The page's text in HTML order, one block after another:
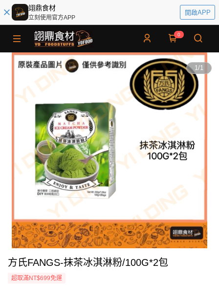
翊鼎食材
立刻使用官方APP
開啟APP
0
1/1
方氏FANGS-抹茶冰淇淋粉/100G*2包
超取滿NT$699免運